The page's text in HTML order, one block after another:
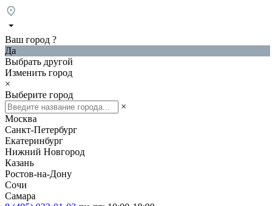
Ваш город ?
Да
Выбрать другой
Изменить город
×
Выберите город
×
Москва
Санкт-Петербург
Екатеринбург
Нижний Новгород
Казань
Ростов-на-Дону
Сочи
Самара